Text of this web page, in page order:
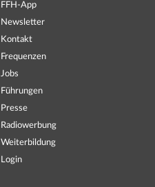
FFH-App
Newsletter
Kontakt
Frequenzen
Jobs
Führungen
Presse
Radiowerbung
Weiterbildung
Login